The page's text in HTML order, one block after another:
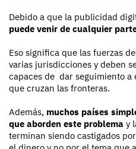
Debido a que la publicidad
puede venir de cualquier
Eso significa que las fuerzas
varias jurisdicciones y deben
capaces de dar seguimiento a
que cruzan las fronteras.
Además, muchos países
que aborden este problema y
terminan siendo castigados